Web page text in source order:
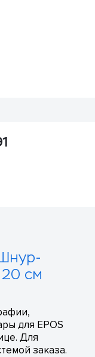
см
для EPOS
Для
заказа.